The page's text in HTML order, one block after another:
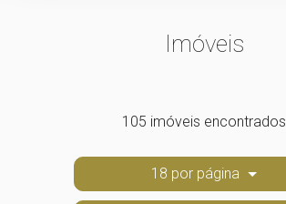
Imóveis
105 imóveis encontrados
18 por página